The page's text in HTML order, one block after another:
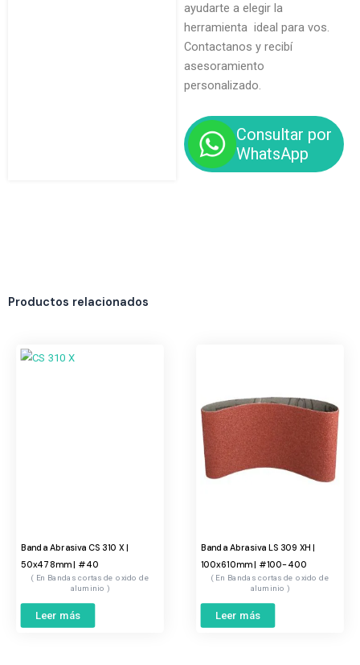
ayudarte a elegir la
herramienta ideal para vos.
Contactanos y recibí
asesoramiento
personalizado.
Consultar por
WhatsApp
Productos relacionados
Banda Abrasiva CS 310 X |
50x478mm | #40
Bandas cortas de oxido de
aluminio
Leer más
Banda Abrasiva LS 309 XH |
100x610mm | #100-400
Bandas cortas de oxido de
aluminio
Leer más